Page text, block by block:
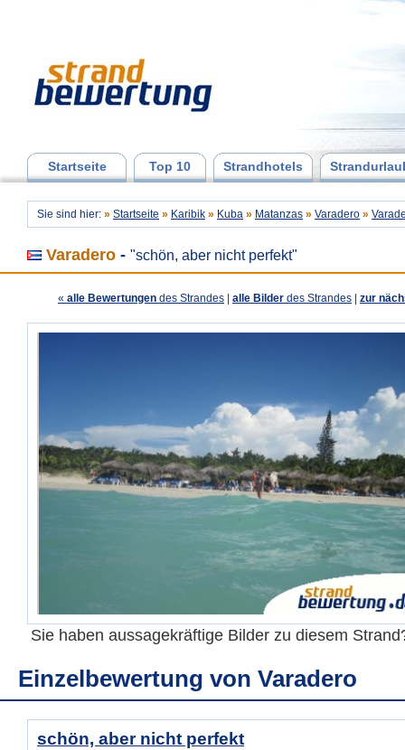
Startseite Top 10 Strandhotels
Sie sind hier: » Startseite » Karibik » Kuba » Matanzas » Varadero »
Varadero - "schön, aber nicht perfekt"
« alle Bewertungen des Strandes alle Bilder des Strandes zur
Sie haben aussagekräftige Bilder zu diesem
Einzelbewertung von Varadero
schön, aber nicht perfekt